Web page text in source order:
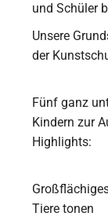
und Schüler
Unsere
der
Fünf ganz
Kindern zur
Highlights:
Tiere tonen